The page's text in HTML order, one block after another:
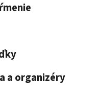
a organizéry